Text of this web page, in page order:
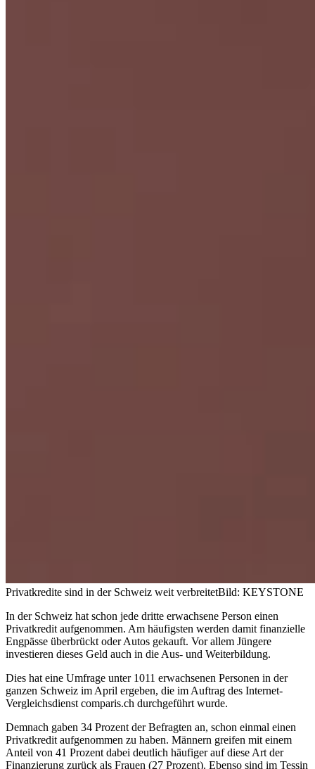
Privatkredite sind in der Schweiz weit verbreitetBild: KEYSTONE
In der Schweiz hat schon jede dritte erwachsene Person einen
Privatkredit aufgenommen. Am häufigsten werden damit finanzielle
Engpässe überbrückt oder Autos gekauft. Vor allem Jüngere
investieren dieses Geld auch in die Aus- und Weiterbildung.
Dies hat eine Umfrage unter 1011 erwachsenen Personen in der
ganzen Schweiz im April ergeben, die im Auftrag des Internet-
Vergleichsdienst comparis.ch durchgeführt wurde.
Demnach gaben 34 Prozent der Befragten an, schon einmal einen
Privatkredit aufgenommen zu haben. Männern greifen mit einem
Anteil von 41 Prozent dabei deutlich häufiger auf diese Art der
Finanzierung zurück als Frauen (27 Prozent). Ebenso sind im Tessin